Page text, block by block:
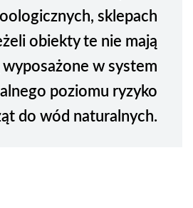
sklepach
obiekty te nie mają
w system
poziomu ryzyko
do wód naturalnych.